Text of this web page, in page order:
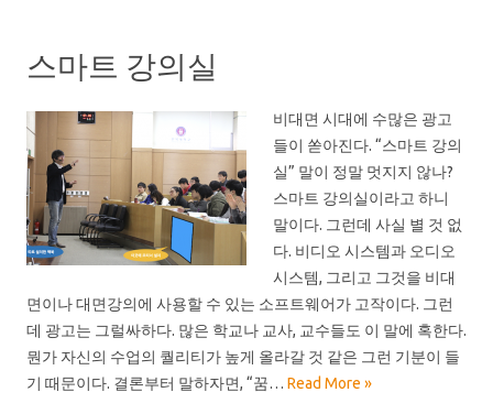
스마트 강의실
비대면 시대에 수많은 광고
들이 쏟아진다. “스마트 강의
실” 말이 정말 멋지지 않나?
스마트 강의실이라고 하니
말이다. 그런데 사실 별 것 없
다. 비디오 시스템과 오디오
시스템, 그리고 그것을 비대
면이나 대면강의에 사용할 수 있는 소프트웨어가 고작이다. 그런
데 광고는 그럴싸하다. 많은 학교나 교사, 교수들도 이 말에 혹한다.
뭔가 자신의 수업의 퀄리티가 높게 올라갈 것 같은 그런 기분이 들
기 때문이다. 결론부터 말하자면, “꿈… Read More »